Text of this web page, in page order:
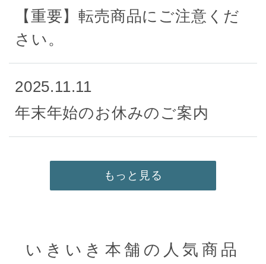
【重要】転売商品にご注意くだ
さい。
2025.11.11
年末年始のお休みのご案内
もっと見る
いきいき本舗の人気商品